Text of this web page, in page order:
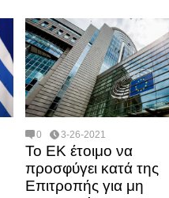
0 3-26-2021
Το ΕΚ έτοιμο να
προσφύγει κατά της
Επιτροπής για μη